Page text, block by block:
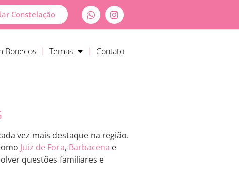
Constelação
Bonecos Temas Contato
vez mais destaque na região.
Juiz de Fora, Barbacena e
questões familiares e